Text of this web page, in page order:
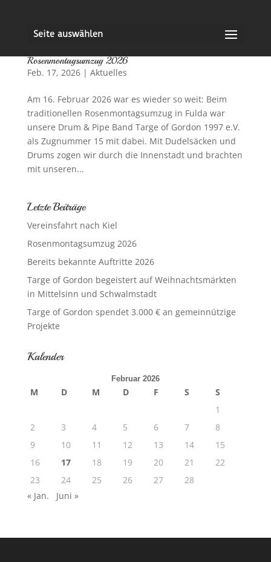
Seite auswählen
Rosenmontagsumzug 2026
Feb. 17, 2026| Aktuelles
Am 16. Februar 2026 war es wieder so weit: Beim
traditionellen Rosenmontagsumzug in Fulda war
unsere Drum & Pipe Band Targe of Gordon 1997 e.V.
als Zugnummer 15 mit dabei. Mit Dudelsäcken und
Drums zogen wir durch die Innenstadt und brachten
mit unseren...
Letzte Beiträge
Vereinsfahrt nach Kiel
Rosenmontagsumzug 2026
Bereits bekannte Auftritte 2026
Targe of Gordon begeistert auf Weihnachtsmärkten
in Mittelsinn und Schwalmstadt
Targe of Gordon spendet 3.000 € an gemeinnützige
Projekte
Kalender
Februar 2026
M D M D F S
S
1
2
3 4 5 6 7
8
9
10 11 12 13 14
15
16
17 18 19 20 21
22
23
24 25 26 27
28
« Jan.
Juni »